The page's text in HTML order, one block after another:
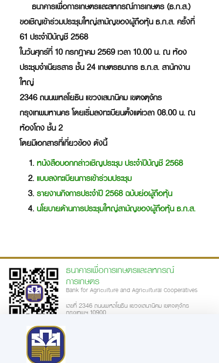
ธนาคารเพื่อการเกษตรและสหกรณ์การเกษตร (ธ.ก.ส.)
ขอเชิญเข้าร่วมประชุมใหญ่สามัญของผู้ถือหุ้น ธ.ก.ส. ครั้งที่
61 ประจำปีบัญชี 2568
ในวันศุกร์ที่่่ 10 กรกฎาคม 2569 เวลา 10.00 น. ณ ห้อง
ประชุมจำเนียรสาร ชั้น 24 เกษตรธนากร ธ.ก.ส. สานักงาน
ใหญ่
2346 ถนนพหลโยธิน แขวงเสนานิคม เขตจตุจักร
กรุงเทพมหานคร โดยเริ่มลงทะเบียนตั้งแต่เวลา 08.00 น. ณ
ห้องโถง ชั้น 2
โดยมีเอกสารที่เกี่ยวข้อง ดังนี้
หนังสือบอกกล่าวเชิญประชุม ประจำปีบัญชี 2568
แบบลงทะเบียนการเข้าร่วมประชุม
รายงานกิจการประจำปี 2568 ฉบับย่อผู้ถือหุ้น
นโยบายด้านการประชุมใหญ่สามัญของผู้ถือหุ้น ธ.ก.ส.
ธนาคารเพื่อการเกษตรและสหกรณ์
การเกษตร
Bank for Agriculture and Agricultural Cooperatives
เลขที่ 2346 ถนนพหลโยธิน แขวงเสนานิคม เขตจตุจักร
กรุงเทพฯ 10900
นโยบายเว็บไซต์|นโยบายการรักษาความมั่นคงปลอดภัย